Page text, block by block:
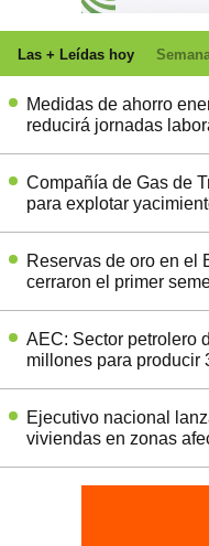
Las + Leídas hoy
Medidas de ahorro
reducirá jornadas
Compañía de Gas de
para explotar
Reservas de oro en el
cerraron el primer
AEC: Sector petrolero
millones para producir
Ejecutivo nacional
viviendas en zonas